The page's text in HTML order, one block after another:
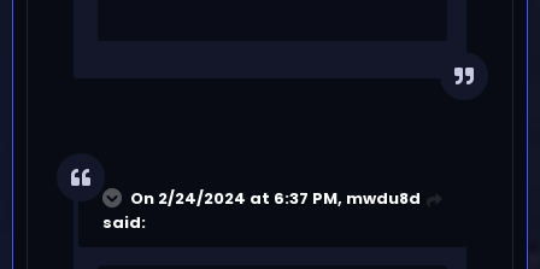
On 2/24/2024 at 6:37 PM, mwdu8d
said: